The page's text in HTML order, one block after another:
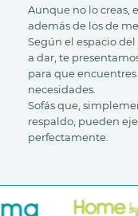
Aunque no lo creas,
además de los de
Según el espacio
a dar, te
para que
necesidades.
Sofás que,
respaldo, pueden
perfectamente.